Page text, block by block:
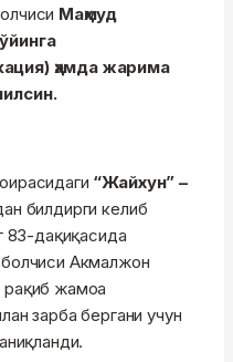
Маҳмуд
ҳамда жарима
“Жайхун” –
билдирги келиб
83-дақиқасида
Акмалжон
рақиб жамоа
зарба бергани учун